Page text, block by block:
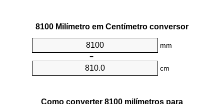
8100 Milímetro em Centímetro conversor
mm
=
cm
Como converter 8100 milímetros para